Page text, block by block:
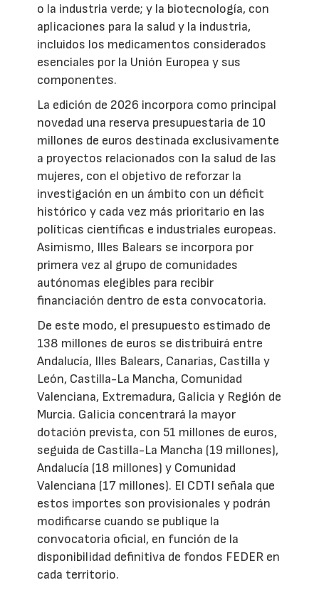
o la industria verde; y la biotecnología, con
aplicaciones para la salud y la industria,
incluidos los medicamentos considerados
esenciales por la Unión Europea y sus
componentes.
La edición de 2026 incorpora como principal
novedad una reserva presupuestaria de 10
millones de euros destinada exclusivamente
a proyectos relacionados con la salud de las
mujeres, con el objetivo de reforzar la
investigación en un ámbito con un déficit
histórico y cada vez más prioritario en las
políticas científicas e industriales europeas.
Asimismo, Illes Balears se incorpora por
primera vez al grupo de comunidades
autónomas elegibles para recibir
financiación dentro de esta convocatoria.
De este modo, el presupuesto estimado de
138 millones de euros se distribuirá entre
Andalucía, Illes Balears, Canarias, Castilla y
León, Castilla-La Mancha, Comunidad
Valenciana, Extremadura, Galicia y Región de
Murcia. Galicia concentrará la mayor
dotación prevista, con 51 millones de euros,
seguida de Castilla-La Mancha (19 millones),
Andalucía (18 millones) y Comunidad
Valenciana (17 millones). El CDTI señala que
estos importes son provisionales y podrán
modificarse cuando se publique la
convocatoria oficial, en función de la
disponibilidad definitiva de fondos FEDER en
cada territorio.